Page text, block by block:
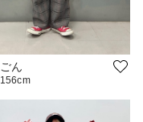
ごん
156cm